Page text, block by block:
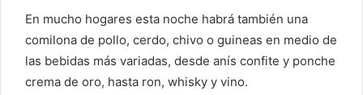
En mucho hogares esta noche habrá también una
comilona de pollo, cerdo, chivo o guineas en medio de
las bebidas más variadas, desde anís confite y ponche
crema de oro, hasta ron, whisky y vino.